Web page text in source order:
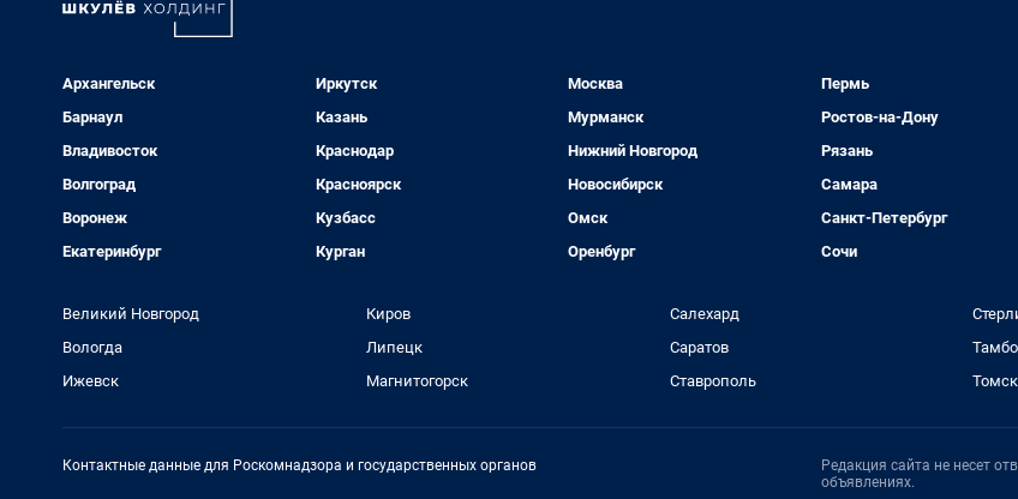
Архангельск
Барнаул
Владивосток
Волгоград
Воронеж
Екатеринбург
Иркутск
Казань
Краснодар
Красноярск
Кузбасс
Курган
Москва
Мурманск
Нижний Новгород
Новосибирск
Омск
Оренбург
Пермь
Ростов-на-Дону
Рязань
Самара
Санкт-Петербург
Сочи
Великий Новгород
Вологда
Ижевск
Киров
Липецк
Магнитогорск
Салехард
Саратов
Ставрополь
Томск
Контактные данные для Роскомнадзора и государственных органов
Редакция сайта не несет
объявлениях.